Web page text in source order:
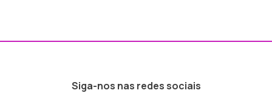
Siga-nos nas redes sociais